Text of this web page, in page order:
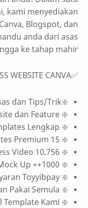
kami menyediakan
Blogspot, dan
anda dari asas
ke tahap mahir.
✅MASTERCLASS WEBSITE CANVA:
❇️Belajar Canva Asas dan Tips/Trik
❇️ Editing Website dan Feature
❇️ Kelas & Templates Lengkap
❇️ 15 Canva Website Templates Premium:
❇️ 10,756 Faceless Video
❇️ 1000++ Canva Image Statik / Mock Up:
❇️ Tutorial Pembayaran Toyyibpay:
❇️ Jual dan Pakai Semula: .
❇️ Ready Made Website Jual Template Kami.